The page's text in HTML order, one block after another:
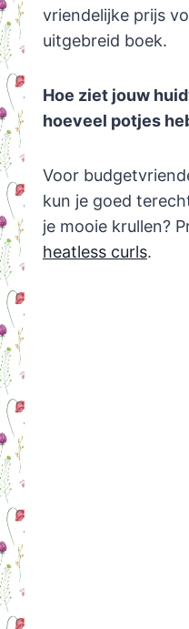
vriendelijke prijs
uitgebreid boek.
Hoe ziet jouw
hoeveel potjes
Voor
kun je goed
je mooie krullen?
heatless curls.